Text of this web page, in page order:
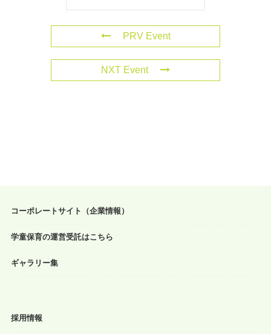
PRV Event
NXT Event
コーポレートサイト（企業情報）
学童保育の運営受託はこちら
ギャラリー集
採用情報